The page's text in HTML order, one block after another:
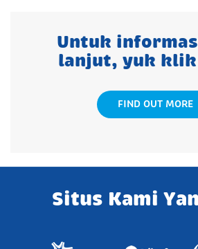
Untuk
lanjut, yuk
FIND OUT MORE
Situs Kami